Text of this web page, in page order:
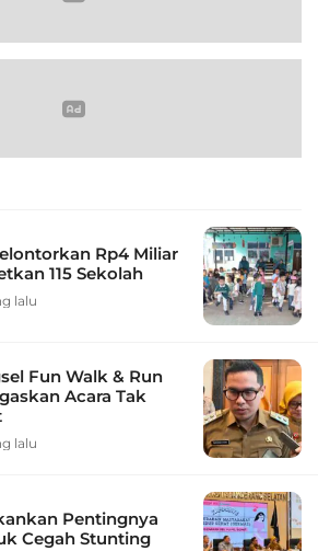
Rp4 Miliar
115 Sekolah
lalu
Fun Walk & Run
Acara Tak
lalu
Pentingnya
Cegah Stunting